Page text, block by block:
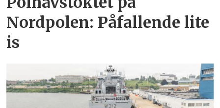
Nordpolen: Påfallende lite
is